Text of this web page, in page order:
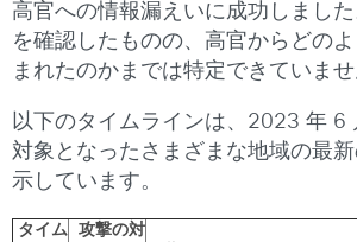
高官への情報漏えいに成功しまし
を確認したものの、高官からどの
まれたのかまでは特定できていませ
以下のタイムラインは、2023 年 6
対象となったさまざまな地域の最
示しています。
タイム
攻撃の対